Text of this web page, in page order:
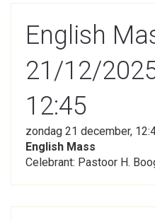
English
21/12/
12:45
zondag 21 december,
English Mass
Celebrant: Pastoor H.